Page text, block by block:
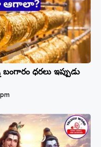
ధరలు ఇప్పుడు